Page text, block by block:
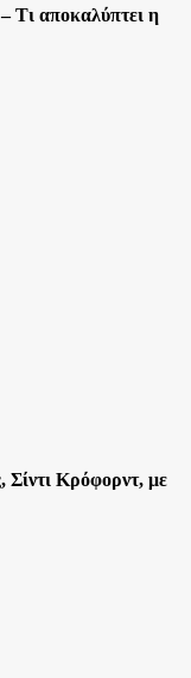
Τι αποκαλύπτει η
Κρόφορντ, με